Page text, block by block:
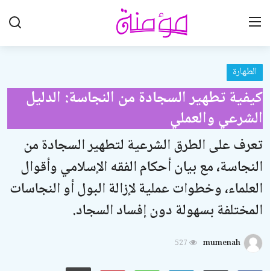
تواصل معنا
تعاون معنا
الرئيسية
العقيدة الإسلامية
علوم القرآن الكريم
الطهارة والعبادات
الخطوبة والزواج والطلاق
الطهارة
كيفية تطهير السجادة من النجاسة: الدليل
الشرعي والعملي
تعرف على الطرق الشرعية لتطهير السجادة من
النجاسة، مع بيان أحكام الفقه الإسلامي وأقوال
العلماء، وخطوات عملية لإزالة البول أو النجاسات
المختلفة بسهولة دون إفساد السجاد.
mumenah